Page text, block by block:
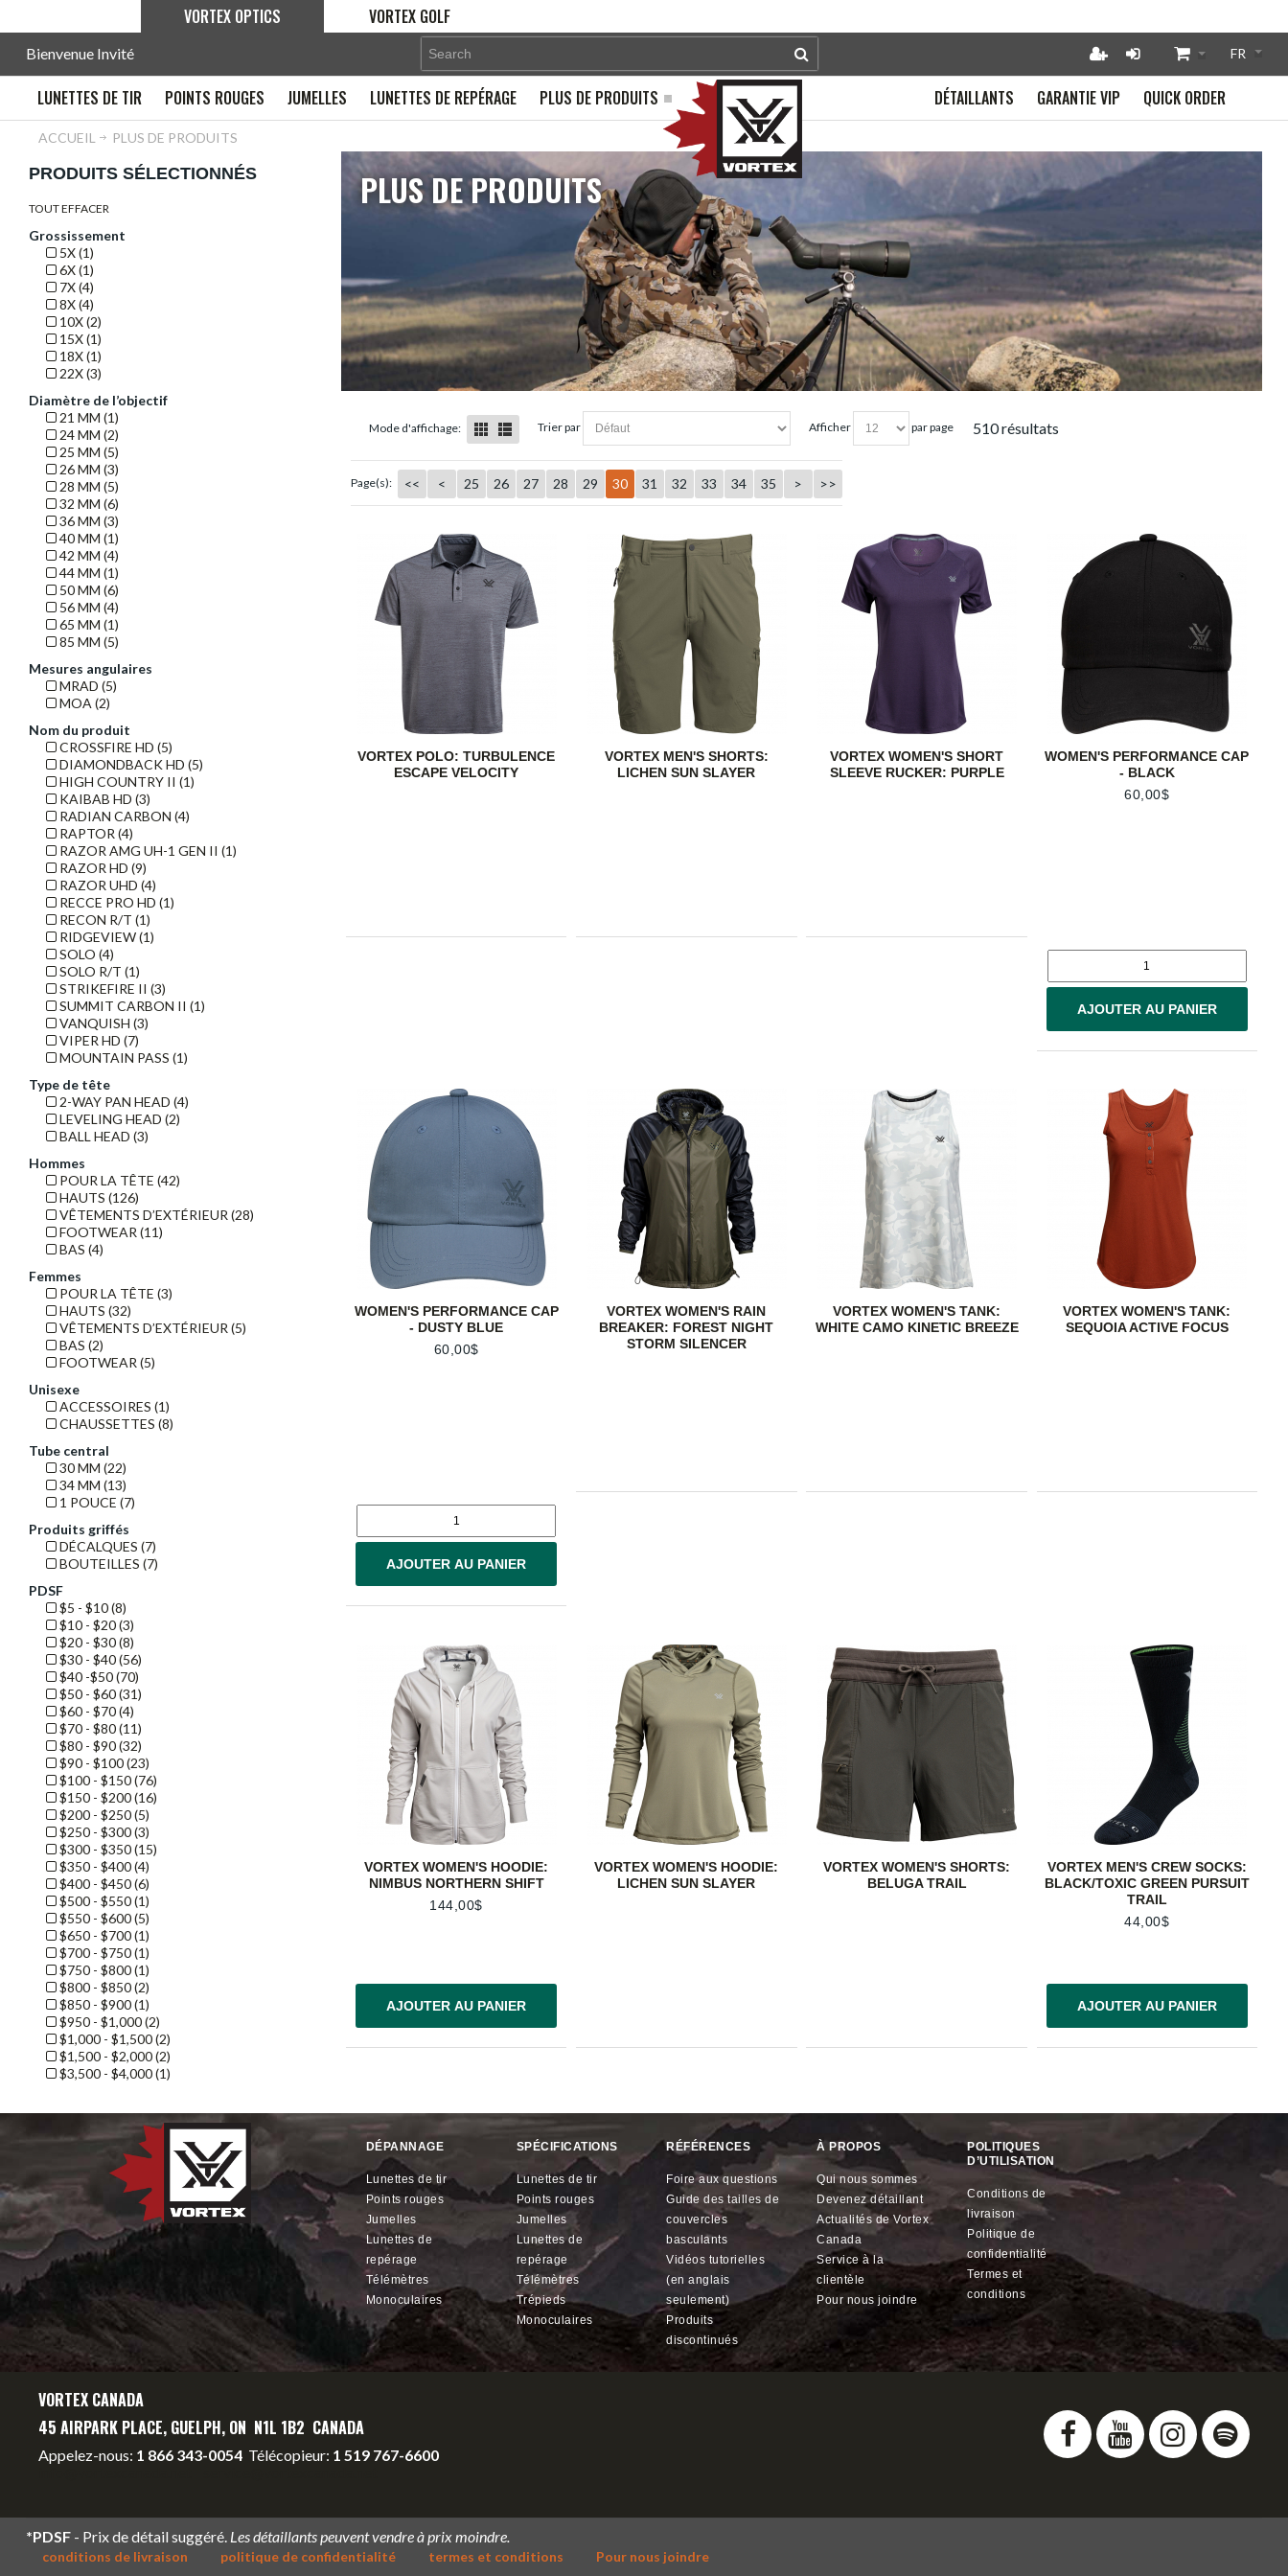
VORTEX OPTICS VORTEX GOLF
Bienvenue Invité
LUNETTES DE TIR POINTS ROUGES JUMELLES LUNETTES DE REPÉRAGE PLUS DE PRODUITS QUICK ORDER
GARANTIE VIP
DÉTAILLANTS
ACCUEIL PLUS DE PRODUITS
PRODUITS SÉLECTIONNÉS
TOUT EFFACER
Grossissement
5X (1)
6X (1)
7X (4)
8X (4)
10X (2)
15X (1)
18X (1)
22X (3)
Diamètre de l’objectif
21 MM (1)
24 MM (2)
25 MM (5)
26 MM (3)
28 MM (5)
32 MM (6)
36 MM (3)
40 MM (1)
42 MM (4)
44 MM (1)
50 MM (6)
56 MM (4)
65 MM (1)
85 MM (5)
Mesures angulaires
MRAD (5)
MOA (2)
Nom du produit
CROSSFIRE HD (5)
DIAMONDBACK HD (5)
HIGH COUNTRY II (1)
KAIBAB HD (3)
RADIAN CARBON (4)
RAPTOR (4)
RAZOR AMG UH-1 GEN II (1)
RAZOR HD (9)
RAZOR UHD (4)
RECCE PRO HD (1)
RECON R/T (1)
RIDGEVIEW (1)
SOLO (4)
SOLO R/T (1)
STRIKEFIRE II (3)
SUMMIT CARBON II (1)
VANQUISH (3)
VIPER HD (7)
MOUNTAIN PASS (1)
Type de tête
2-WAY PAN HEAD (4)
LEVELING HEAD (2)
BALL HEAD (3)
Hommes
POUR LA TÊTE (42)
HAUTS (126)
VÊTEMENTS D’EXTÉRIEUR (28)
FOOTWEAR (11)
BAS (4)
Femmes
POUR LA TÊTE (3)
HAUTS (32)
VÊTEMENTS D’EXTÉRIEUR (5)
BAS (2)
FOOTWEAR (5)
Unisexe
ACCESSOIRES (1)
CHAUSSETTES (8)
Tube central
30 MM (22)
34 MM (13)
1 POUCE (7)
Produits griffés
DÉCALQUES (7)
BOUTEILLES (7)
PDSF
$5 - $10 (8)
$10 - $20 (3)
$20 - $30 (8)
$30 - $40 (56)
$40 -$50 (70)
$50 - $60 (31)
$60 - $70 (4)
$70 - $80 (11)
$80 - $90 (32)
$90 - $100 (23)
$100 - $150 (76)
$150 - $200 (16)
$200 - $250 (5)
$250 - $300 (3)
$300 - $350 (15)
$350 - $400 (4)
$400 - $450 (6)
$500 - $550 (1)
$550 - $600 (5)
$650 - $700 (1)
$700 - $750 (1)
$750 - $800 (1)
$800 - $850 (2)
$850 - $900 (1)
$950 - $1,000 (2)
$1,000 - $1,500 (2)
$1,500 - $2,000 (2)
$3,500 - $4,000 (1)
PLUS DE PRODUITS
Mode d'affichage: trier par afficher par page 510 résultats
Page(s): << < 25 26 27 28 29 30 31 32 33 34 35 > >>
VORTEX POLO: TURBULENCE
ESCAPE VELOCITY
VORTEX MEN'S SHORTS:
LICHEN SUN SLAYER
VORTEX WOMEN'S SHORT
SLEEVE RUCKER: PURPLE
WOMEN'S PERFORMANCE CAP
- BLACK
60,00$
AJOUTER AU PANIER
WOMEN'S PERFORMANCE CAP
- DUSTY BLUE
60,00$
AJOUTER AU PANIER
VORTEX WOMEN'S RAIN
BREAKER: FOREST NIGHT
STORM SILENCER
VORTEX WOMEN'S TANK:
WHITE CAMO KINETIC BREEZE
VORTEX WOMEN'S TANK:
SEQUOIA ACTIVE FOCUS
VORTEX WOMEN'S HOODIE:
NIMBUS NORTHERN SHIFT
144,00$
AJOUTER AU PANIER
VORTEX WOMEN'S HOODIE:
LICHEN SUN SLAYER
VORTEX WOMEN'S SHORTS:
BELUGA TRAIL
VORTEX MEN'S CREW SOCKS:
BLACK/TOXIC GREEN PURSUIT
TRAIL
44,00$
AJOUTER AU PANIER
DÉPANNAGE
lunettes de tir
points rouges
jumelles
lunettes de
repérage
télémètres
monoculaires
SPÉCIFICATIONS
lunettes de tir
points rouges
jumelles
lunettes de
repérage
télémètres
trépieds
monoculaires
RÉFÉRENCES
foire aux questions
guide des tailles de
couvercles
basculants
vidéos tutorielles
(en anglais
seulement)
produits
discontinués
À PROPOS
qui nous sommes
devenez détaillant
actualités deVortex
Canada
service à la
clientèle
pour nous joindre
POLITIQUES
D’UTILISATION
conditions de
livraison
politique de
confidentialité
termes et
conditions
VORTEX CANADA
45 AIRPARK PLACE, GUELPH, ON N1L 1B2 CANADA
Appelez-nous: 1 866 343-0054 Télécopieur: 1 519 767-6600
*PDSF- Prix de détail suggéré. Les détaillants peuvent vendre à prix moindre.
conditions de livraison politique de confidentialité termes et conditions Pour nous joindre